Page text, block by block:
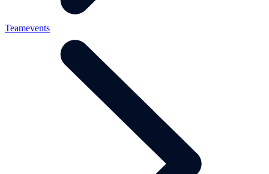
Teamevents